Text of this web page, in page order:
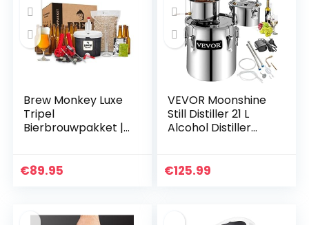
Brew Monkey Luxe
Tripel
Bierbrouwpakket |
Keuken | Bier Brouw
€89.95
VEVOR Moonshine
Still Distiller 21 L
Alcohol Distiller
Moonshine Wijn Still
€125.99